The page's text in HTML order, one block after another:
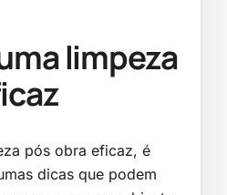
limpeza
pós obra eficaz, é
dicas que podem